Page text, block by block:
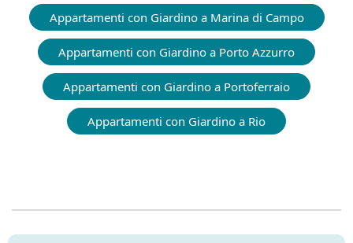
Appartamenti con Giardino a Marina di Campo
Appartamenti con Giardino a Porto Azzurro
Appartamenti con Giardino a Portoferraio
Appartamenti con Giardino a Rio